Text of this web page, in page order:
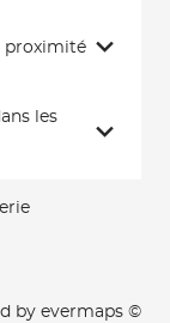
proximité
les
by evermaps ©